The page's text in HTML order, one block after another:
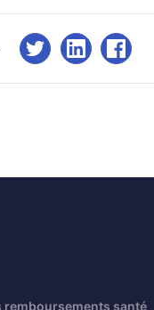
remboursements santé